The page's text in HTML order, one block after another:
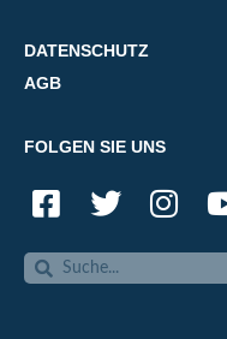
DATENSCHUTZ
AGB
FOLGEN SIE UNS